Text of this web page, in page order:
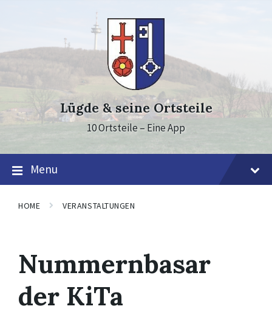
Lügde & seine Ortsteile
10 Ortsteile – Eine App
Menu
HOME VERANSTALTUNGEN
Nummernbasar
der KiTa